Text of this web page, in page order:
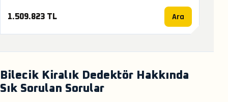
1.509.823 TL Ara
Bilecik Kiralık Dedektör Hakkında
Sık Sorulan Sorular